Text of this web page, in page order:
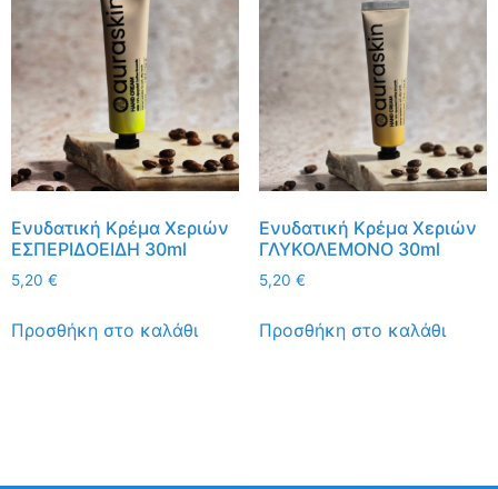
Ενυδατική Κρέμα Χεριών
ΕΣΠΕΡΙΔΟΕΙΔΗ 30ml
5,20 €
Προσθήκη στο καλάθι
Ενυδατική Κρέμα Χεριών
ΓΛΥΚΟΛΕΜΟΝΟ 30ml
5,20 €
Προσθήκη στο καλάθι